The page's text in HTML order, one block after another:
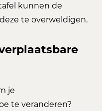
kunnen de
te overweldigen.
je
te veranderen?